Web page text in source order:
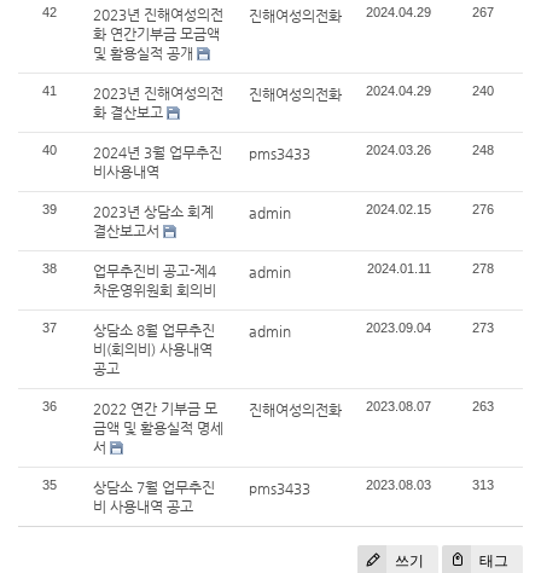
42
2023년 진해여성의전
화 연간기부금 모금액
및 활용실적 공개
진해여성의전화 2024.04.29 267
41
2023년 진해여성의전
화 결산보고
진해여성의전화 2024.04.29 240
40
2024년 3월 업무추진
비사용내역
pms3433 2024.03.26 248
39
2023년 상담소 회계
결산보고서
admin 2024.02.15 276
38
업무추진비 공고-제4
차운영위원회 회의비
admin 2024.01.11 278
37
상담소 8월 업무추진
비(회의비) 사용내역
공고
admin 2023.09.04 273
36
2022 연간 기부금 모
금액 및 활용실적 명세
서
진해여성의전화 2023.08.07 263
35
상담소 7월 업무추진
비 사용내역 공고
pms3433 2023.08.03 313
쓰기 태그